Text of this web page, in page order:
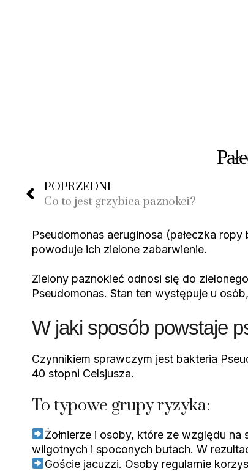
POPRZEDNI
Co to jest grzybica paznokci?
Pseudomonas aeruginosa (pałeczka
powoduje ich zielone zabarwienie.
Zielony paznokieć odnosi się do
Pseudomonas. Stan ten występuje u
W jaki sposób powstaje
Czynnikiem sprawczym jest bakteria
40 stopni Celsjusza.
To typowe grupy ryzyka:
Żołnierze i osoby, które ze względu
wilgotnych i spoconych butach. W
Goście jacuzzi. Osoby regularnie